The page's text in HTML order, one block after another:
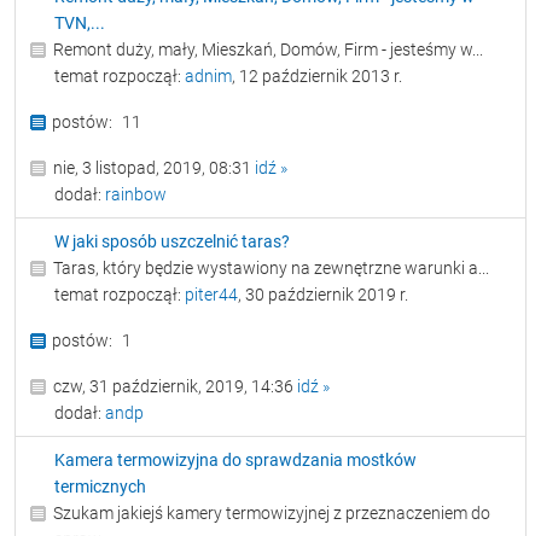
TVN,...
Remont duży, mały, Mieszkań, Domów, Firm - jesteśmy w...
temat rozpoczął: adnim, 12 październik 2013 r.
11
nie, 3 listopad, 2019, 08:31 idź »
dodał: rainbow
W jaki sposób uszczelnić taras?
Taras, który będzie wystawiony na zewnętrzne warunki a...
temat rozpoczął: piter44, 30 październik 2019 r.
1
czw, 31 październik, 2019, 14:36 idź »
dodał: andp
Kamera termowizyjna do sprawdzania mostków
termicznych
Szukam jakiejś kamery termowizyjnej z przeznaczeniem do